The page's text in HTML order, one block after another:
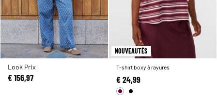
Look Prix
€ 156,97
NOUVEAUTÉS
T-shirt boxy à rayures
€ 24,99